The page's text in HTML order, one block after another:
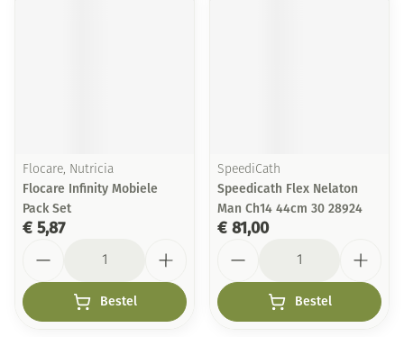
Flocare, Nutricia
Flocare Infinity Mobiele
Pack Set
€ 5,87
Bestel
SpeediCath
Speedicath Flex Nelaton
Man Ch14 44cm 30 28924
€ 81,00
Bestel